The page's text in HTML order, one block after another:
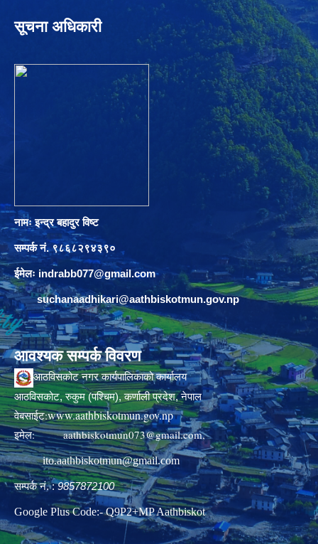
सूचना अधिकारी
नामः इन्द्र बहादुर विष्ट
सम्पर्क नं. ९८६८२९४३९०
ईमेलः indrabb077@gmail.com
suchanaadhikari@aathbiskotmun.gov.np
आवश्यक सम्पर्क विवरण
आठविसकोट नगर कार्यपालिकाको कार्यालय
आठविसकोट, रुकुम (पश्चिम), कर्णाली प्रदेश, नेपाल
वेबसाईट:www.aathbiskotmun.gov.np
इमेल:aathbiskotmun073@gmail.com,
ito.aathbiskotmun@gmail.com
सम्पर्क नं. :9857872100
Google Plus Code:- Q9P2+MP Aathbiskot